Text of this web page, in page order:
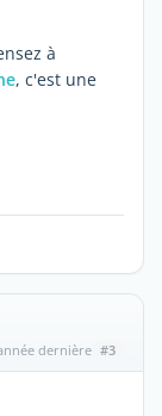
à
, c'est une
dernière #3